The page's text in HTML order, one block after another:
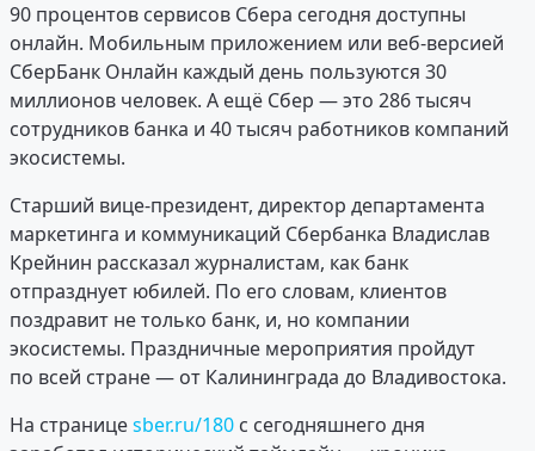
90 процентов сервисов Сбера сегодня доступны
онлайн. Мобильным приложением или веб-версией
СберБанк Онлайн каждый день пользуются 30
миллионов человек. А ещё Сбер — это 286 тысяч
сотрудников банка и 40 тысяч работников компаний
экосистемы.
Старший вице-президент, директор департамента
маркетинга и коммуникаций Сбербанка Владислав
Крейнин рассказал журналистам, как банк
отпразднует юбилей. По его словам, клиентов
поздравит не только банк, и, но компании
экосистемы. Праздничные мероприятия пройдут
по всей стране — от Калининграда до Владивостока.
На страницеsber.ru/180 с сегодняшнего дня